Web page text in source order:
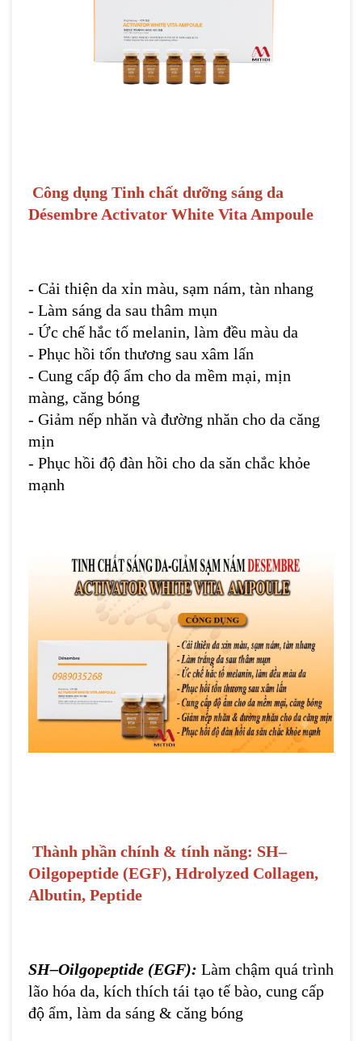
Công dụng Tinh chất dưỡng sáng da
Désembre Activator White Vita Ampoule
- Cải thiện da xỉn màu, sạm nám, tàn nhang
- Làm sáng da sau thâm mụn
- Ức chế hắc tố melanin, làm đều màu da
- Phục hồi tổn thương sau xâm lấn
- Cung cấp độ ẩm cho da mềm mại, mịn
màng, căng bóng
- Giảm nếp nhăn và đường nhăn cho da căng
mịn
- Phục hồi độ đàn hồi cho da săn chắc khỏe
mạnh
Thành phần chính & tính năng: SH–
Oilgopeptide (EGF), Hdrolyzed Collagen,
Albutin, Peptide
SH–Oilgopeptide (EGF): Làm chậm quá trình
lão hóa da, kích thích tái tạo tế bào, cung cấp
độ ẩm, làm da sáng & căng bóng